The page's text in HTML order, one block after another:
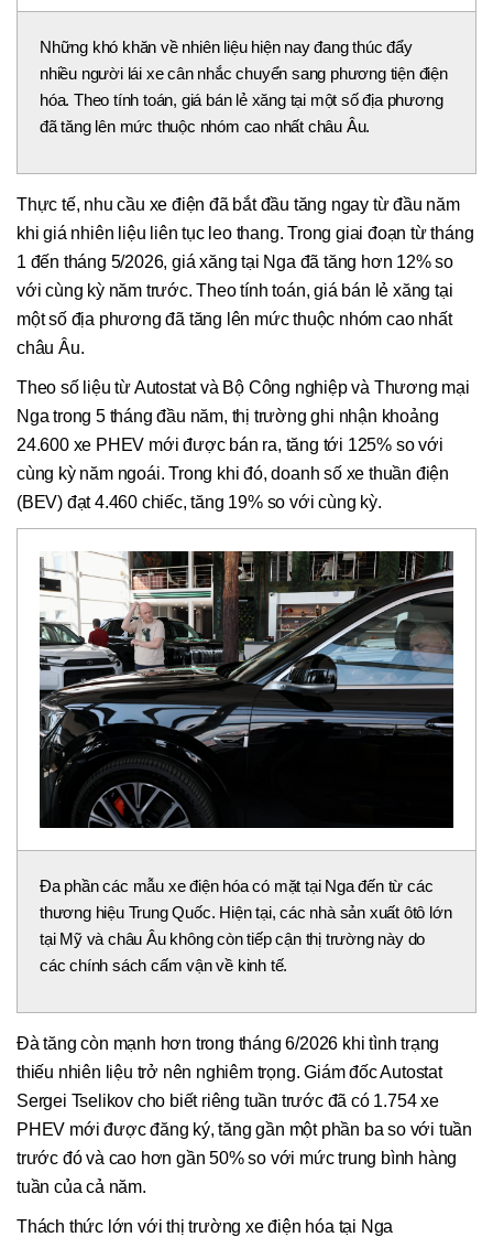
Những khó khăn về nhiên liệu hiện nay đang thúc đẩy
nhiều người lái xe cân nhắc chuyển sang phương tiện điện
hóa. Theo tính toán, giá bán lẻ xăng tại một số địa phương
đã tăng lên mức thuộc nhóm cao nhất châu Âu.
Thực tế, nhu cầu xe điện đã bắt đầu tăng ngay từ đầu năm
khi giá nhiên liệu liên tục leo thang. Trong giai đoạn từ tháng
1 đến tháng 5/2026, giá xăng tại Nga đã tăng hơn 12% so
với cùng kỳ năm trước. Theo tính toán, giá bán lẻ xăng tại
một số địa phương đã tăng lên mức thuộc nhóm cao nhất
châu Âu.
Theo số liệu từ Autostat và Bộ Công nghiệp và Thương mại
Nga trong 5 tháng đầu năm, thị trường ghi nhận khoảng
24.600 xe PHEV mới được bán ra, tăng tới 125% so với
cùng kỳ năm ngoái. Trong khi đó, doanh số xe thuần điện
(BEV) đạt 4.460 chiếc, tăng 19% so với cùng kỳ.
Đa phần các mẫu xe điện hóa có mặt tại Nga đến từ các
thương hiệu Trung Quốc. Hiện tại, các nhà sản xuất ôtô lớn
tại Mỹ và châu Âu không còn tiếp cận thị trường này do
các chính sách cấm vận về kinh tế.
Đà tăng còn mạnh hơn trong tháng 6/2026 khi tình trạng
thiếu nhiên liệu trở nên nghiêm trọng. Giám đốc Autostat
Sergei Tselikov cho biết riêng tuần trước đã có 1.754 xe
PHEV mới được đăng ký, tăng gần một phần ba so với tuần
trước đó và cao hơn gần 50% so với mức trung bình hàng
tuần của cả năm.
Thách thức lớn với thị trường xe điện hóa tại Nga